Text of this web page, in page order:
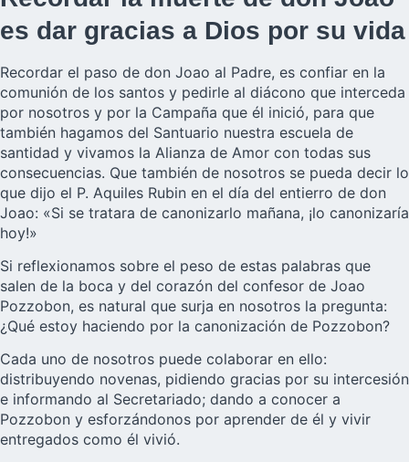
es dar gracias a Dios por su vida
Recordar el paso de don Joao al Padre, es confiar en la
comunión de los santos y pedirle al diácono que interceda
por nosotros y por la Campaña que él inició, para que
también hagamos del Santuario nuestra escuela de
santidad y vivamos la Alianza de Amor con todas sus
consecuencias. Que también de nosotros se pueda decir lo
que dijo el P. Aquiles Rubin en el día del entierro de don
Joao: «Si se tratara de canonizarlo mañana, ¡lo canonizaría
hoy!»
Si reflexionamos sobre el peso de estas palabras que
salen de la boca y del corazón del confesor de Joao
Pozzobon, es natural que surja en nosotros la pregunta:
¿Qué estoy haciendo por la canonización de Pozzobon?
Cada uno de nosotros puede colaborar en ello:
distribuyendo novenas, pidiendo gracias por su intercesión
e informando al Secretariado; dando a conocer a
Pozzobon y esforzándonos por aprender de él y vivir
entregados como él vivió.